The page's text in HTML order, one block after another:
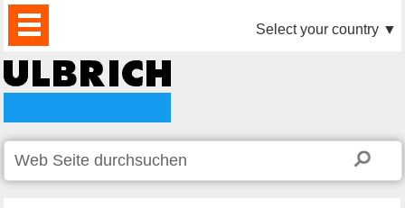
PRODUKTE
AKTUELLES
DOWNLOAD
VIDEO
PARTNER
UNTERNEHMEN
KONTAKTE Select your country ▼